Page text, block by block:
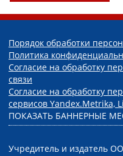
Порядок обработки
Политика
Согласие на обработку
связи
Согласие на обработку
сервисов Yandex.Metrika,
ПОКАЗАТЬ БАННЕРНЫЕ
Учредитель и издатель